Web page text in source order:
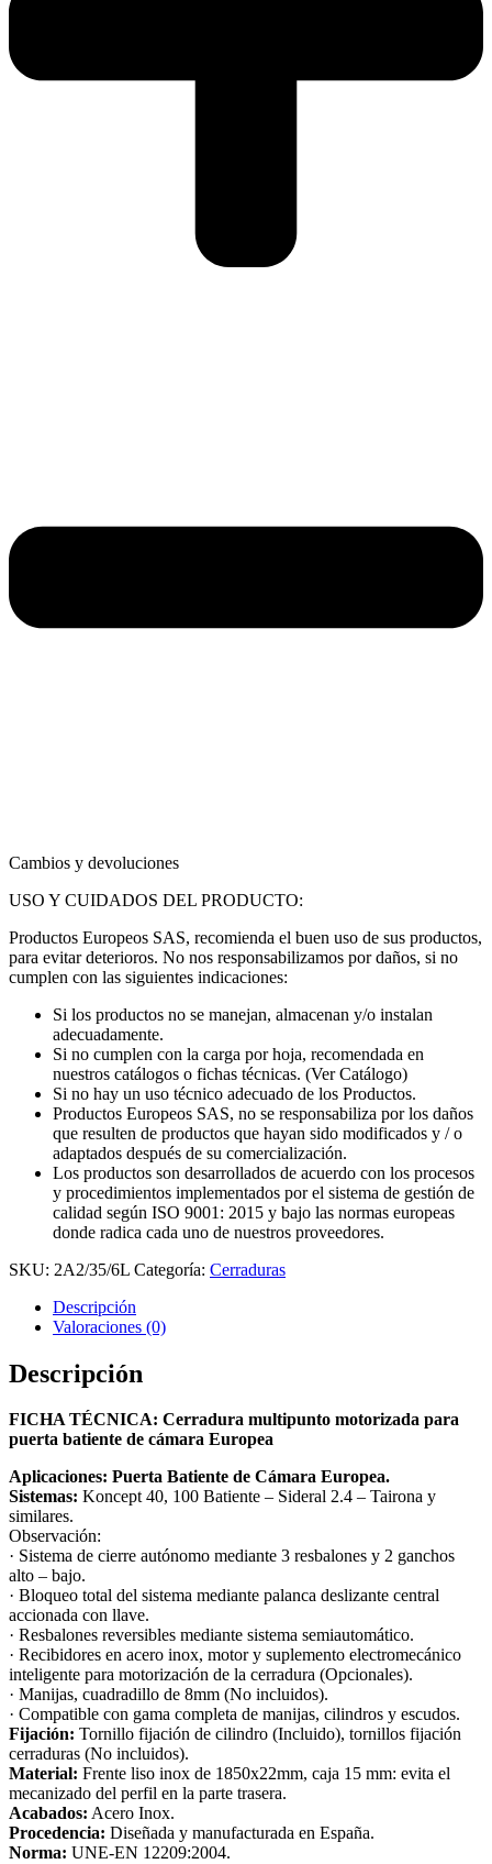
Cambios y devoluciones
USO Y CUIDADOS DEL PRODUCTO:
Productos Europeos SAS, recomienda el buen uso de sus productos,
para evitar deterioros. No nos responsabilizamos por daños, si no
cumplen con las siguientes indicaciones:
Si los productos no se manejan, almacenan y/o instalan
adecuadamente.
Si no cumplen con la carga por hoja, recomendada en
nuestros catálogos o fichas técnicas. (Ver Catálogo)
Si no hay un uso técnico adecuado de los Productos.
Productos Europeos SAS, no se responsabiliza por los daños
que resulten de productos que hayan sido modificados y / o
adaptados después de su comercialización.
Los productos son desarrollados de acuerdo con los procesos
y procedimientos implementados por el sistema de gestión de
calidad según ISO 9001: 2015 y bajo las normas europeas
donde radica cada uno de nuestros proveedores.
SKU: 2A2/35/6L Categoría: Cerraduras
Descripción
Valoraciones (0)
Descripción
FICHA TÉCNICA: Cerradura multipunto motorizada para
puerta batiente de cámara Europea
Aplicaciones: Puerta Batiente de Cámara Europea.
Sistemas: Koncept 40, 100 Batiente – Sideral 2.4 – Tairona y
similares.
Observación:
· Sistema de cierre autónomo mediante 3 resbalones y 2 ganchos
alto – bajo.
· Bloqueo total del sistema mediante palanca deslizante central
accionada con llave.
· Resbalones reversibles mediante sistema semiautomático.
· Recibidores en acero inox, motor y suplemento electromecánico
inteligente para motorización de la cerradura (Opcionales).
· Manijas, cuadradillo de 8mm (No incluidos).
· Compatible con gama completa de manijas, cilindros y escudos.
Fijación: Tornillo fijación de cilindro (Incluido), tornillos fijación
cerraduras (No incluidos).
Material: Frente liso inox de 1850x22mm, caja 15 mm: evita el
mecanizado del perfil en la parte trasera.
Acabados: Acero Inox.
Procedencia: Diseñada y manufacturada en España.
Norma: UNE-EN 12209:2004.